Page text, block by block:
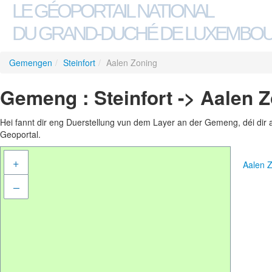
LE GÉOPORTAIL NATIONAL
DU GRAND-DUCHÉ DE
Gemengen / Steinfort / Aalen Zoning
Gemeng : Steinfort -> Aalen
Hei fannt dir eng Duerstellung vun dem Layer an der Gemeng, déi
Geoportal.
+
–
Aalen